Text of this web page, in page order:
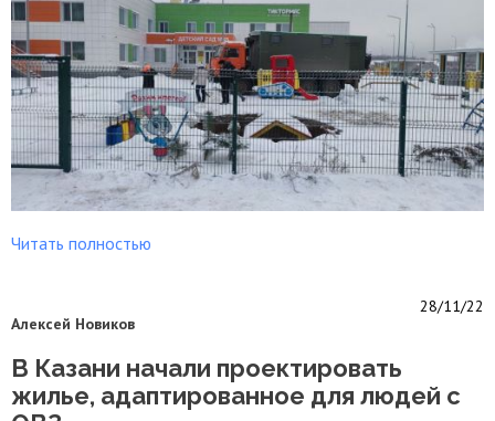
Читать полностью
28/11/22
Алексей Новиков
В Казани начали проектировать
жилье, адаптированное для людей с